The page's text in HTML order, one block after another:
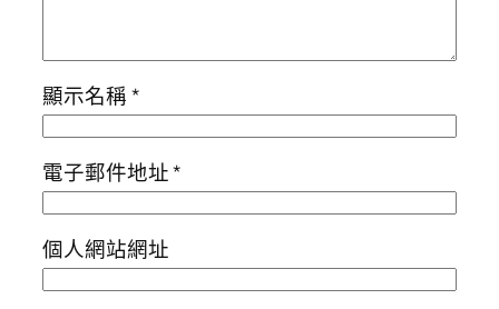
顯示名稱*
電子郵件地址*
個人網站網址